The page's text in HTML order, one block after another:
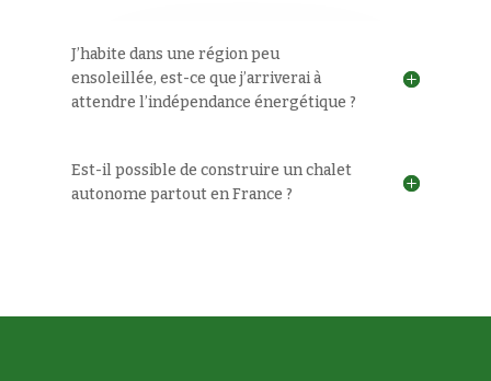
J’habite dans une région peu
ensoleillée, est-ce que j’arriverai à
attendre l’indépendance énergétique ?
Est-il possible de construire un chalet
autonome partout en France ?